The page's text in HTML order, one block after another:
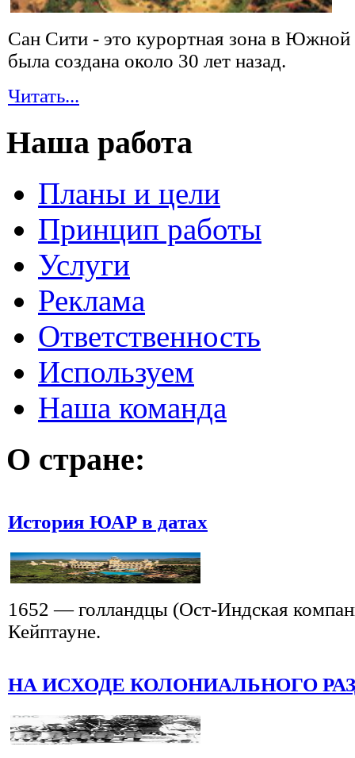
Сан Сити - это курортная зона в Южной
была создана около 30 лет назад.
Читать...
Наша работа
Планы и цели
Принцип работы
Услуги
Реклама
Ответственность
Используем
Наша команда
О стране:
История ЮАР в датах
1652 — голландцы (Ост-Индская
Кейптауне.
НА ИСХОДЕ КОЛОНИАЛЬНОГО